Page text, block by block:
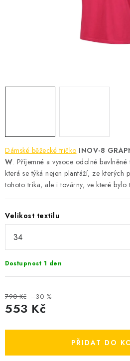
MEGA SLEVY
NOVINKY
NOVINKY MIZUNO
NOVINKY INOV-8
OBLÍBENÉ DROBNOSTI
ZNAČKY
Ceník dopravy
Dámské běžecké tričko INOV-8
W. Příjemné a vysoce odolné
která se týká nejen plantáží, ze kterých
tohoto trika, ale i továrny, ve které bylo
Velikost textilu
Dostupnost 1 den
790 Kč –30 %
553 Kč
PŘIDAT DO